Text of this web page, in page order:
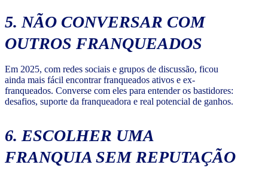
5. NÃO CONVERSAR COM
OUTROS FRANQUEADOS
Em 2025, com redes sociais e grupos de discussão, ficou
ainda mais fácil encontrar franqueados ativos e ex-
franqueados. Converse com eles para entender os bastidores:
desafios, suporte da franqueadora e real potencial de ganhos.
6. ESCOLHER UMA
FRANQUIA SEM REPUTAÇÃO